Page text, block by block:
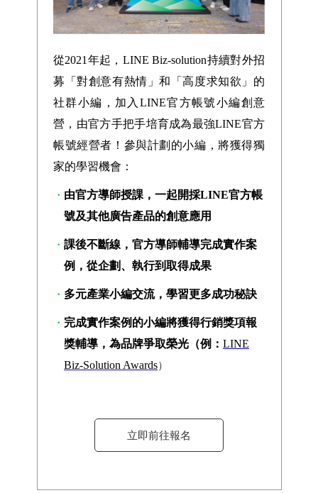
從2021年起，LINE Biz-solution持續對外招
募「對創意有熱情」和「高度求知欲」的
社群小編，加入LINE官方帳號小編創意
營，由官方手把手培育成為最強LINE官方
帳號經營者！參與計劃的小編，將獲得獨
家的學習機會：
由官方導師授課，一起開採LINE官方帳
號及其他廣告產品的創意應用
課後不斷線，官方導師輔導完成實作案
例，從企劃、執行到取得成果
多元產業小編交流，學習更多成功秘訣
完成實作案例的小編將獲得行銷獎項報
獎輔導，為品牌爭取榮光（例： LINE
Biz-Solution Awards）
立即前往報名